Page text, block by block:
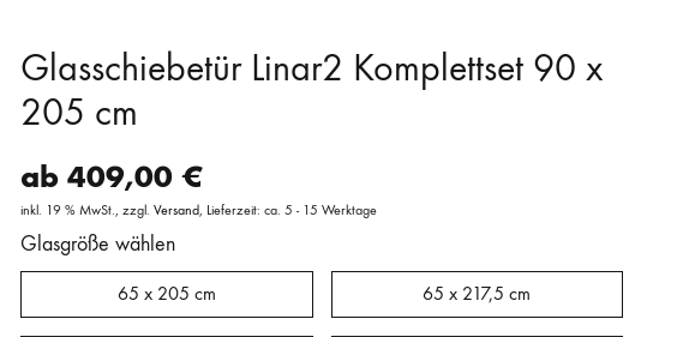
Loft
Loft
Getöntes ESG Ornament ESG Klares VSG
Glasschiebetür Linar2 Komplettset 90 x
205 cm
ab 409,00 €
inkl. 19 % MwSt. zzgl. Versand Lieferzeit: ca. 5 - 15 Werktage
Glasgröße wählen
65 x 205 cm 65 x 217,5 cm